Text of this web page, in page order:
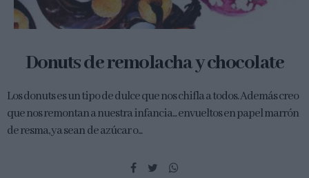
Donuts de remolacha y chocolate
Los donuts es un tipo de dulce que nos chifla a todos. Además creo
que nos remontan a nuestra infancia... envueltos en papel marrón
de resma, ya sean de azúcar o...